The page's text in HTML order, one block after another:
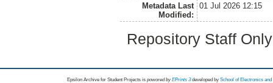
Metadata Last
Modified:
01 Jul 2026 12:15
Repository Staff
Epsilon Archive for Student Projects is powored byEPrints 3 developed by School of Electronics